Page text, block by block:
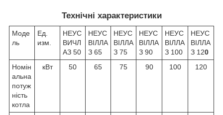
Технічні характеристики
Моде
ль
Ед.
изм.
НЕУС
ВИЧЛ
АЗ 50
НЕУС
ВІЛЛА
З 65
НЕУС
ВІЛЛА
З 75
НЕУС
ВІЛЛА
З 90
НЕУС
ВІЛЛА
З 100
НЕУС
ВІЛЛА
З 120
Номін
альна
потуж
ність
котла
кВт 50 65 75 90 100 120